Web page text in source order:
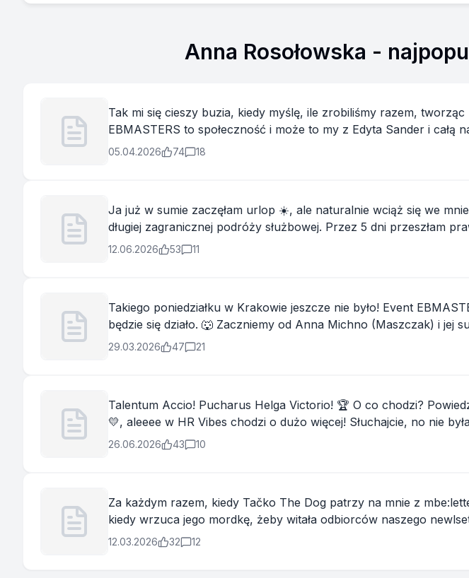
Anna Rosołowska -
Tak mi się cieszy buzia, kiedy myślę, ile zrobiliśmy razem,
EBMASTERS to społeczność i może to my z Edyta Sander i
ale to każda osoba, która uczestniczy, występuje ...
05.04.2026 74 18
Ja już w sumie zaczęłam urlop ☀️, ale naturalnie wciąż się we
długiej zagranicznej podróży służbowej. Przez 5 dni przeszłam
zwiedzaniem Budapesztu 🥹 Reszta to po...
12.06.2026 53 11
Takiego poniedziałku w Krakowie jeszcze nie było! Event
będzie się działo. 🐺 Zaczniemy od Anna Michno (Maszczak) i jej subkietywnego przeglądu EB-owych newsów 🔥 🐺 Potem na scenę
wkroczy królowa Paulina Mazur, podobno będzie z pjes...
29.03.2026 47 21
Talentum Accio! Pucharus Helga Victorio! 🏆 O co chodzi? Powiedziałabym, że o wygranie pucharu przez mój żółty dom Helga Hirng
💛, aleeee w HR Vibes chodzi o dużo więcej! Słuchajcie, no nie byłam jeszcze na takiej konferencji. Jest kameralnie, jest pięknie, jest
zarazem relaksująco, jak i turbo mer...
26.06.2026 43 10
Za każdym razem, kiedy Tačko The Dog patrzy na mnie z
kiedy wrzuca jego mordkę, żeby witała odbiorców naszego newlsettera 🤗 No ale słuchajcie, pieseły i koteły to nie
co dwa tygodnie czekać na nowy mail od Grup...
12.03.2026 32 12